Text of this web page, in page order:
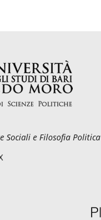
Sociali e Filosofia Politica